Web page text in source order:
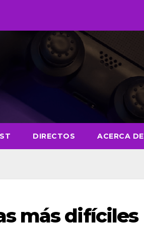
DIRECTOS ACERCA DE
más difíciles